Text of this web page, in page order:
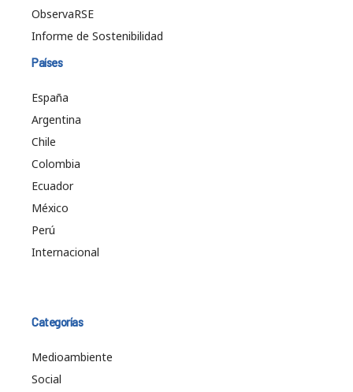
ObservaRSE
Informe de Sostenibilidad
Países
España
Argentina
Chile
Colombia
Ecuador
México
Perú
Internacional
Categorías
Medioambiente
Social